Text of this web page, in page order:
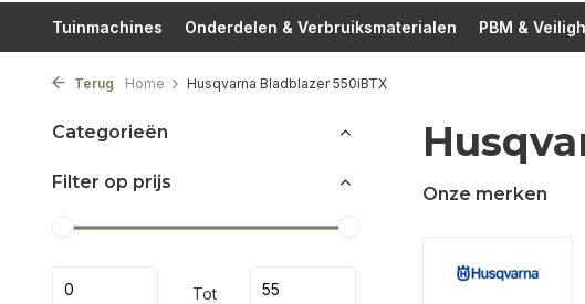
Tuinmachines Onderdelen & Verbruiksmaterialen PBM &
Terug Home Husqvarna Bladblazer 550iBTX
Categorieën
Filter op prijs
Tot
Onze merken